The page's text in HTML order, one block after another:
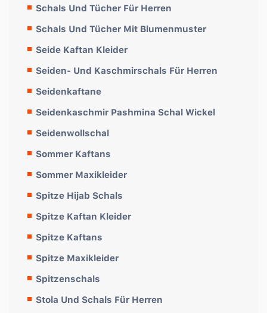
Schals Und Tücher Für Herren
Schals Und Tücher Mit Blumenmuster
Seide Kaftan Kleider
Seiden- Und Kaschmirschals Für Herren
Seidenkaftane
Seidenkaschmir Pashmina Schal Wickel
Seidenwollschal
Sommer Kaftans
Sommer Maxikleider
Spitze Hijab Schals
Spitze Kaftan Kleider
Spitze Kaftans
Spitze Maxikleider
Spitzenschals
Stola Und Schals Für Herren